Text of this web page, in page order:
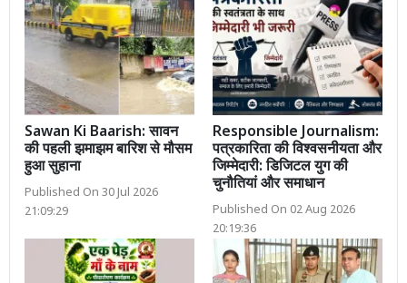
Sawan Ki Baarish: सावन
की पहली झमाझम बारिश से मौसम
हुआ सुहाना
Published On 30 Jul 2026
21:09:29
Responsible Journalism:
पत्रकारिता की विश्वसनीयता और
जिम्मेदारी: डिजिटल युग की
चुनौतियां और समाधान
Published On 02 Aug 2026
20:19:36